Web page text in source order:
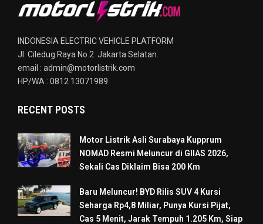
INDONESIA ELECTRIC VEHICLE PLATFORM
Jl. Ciledug Raya No.2. Jakarta Selatan.
email : admin@motorlistrik.com
HP/WA : 0812 13071989
RECENT POSTS
Motor Listrik Asli Surabaya Kupprum
NOMAD Resmi Meluncur di GIIAS 2026,
Sekali Cas Diklaim Bisa 200 Km
Baru Meluncur! BYD Rilis SUV 4 Kursi
Seharga Rp4,8 Miliar, Punya Kursi Pijat,
Cas 5 Menit, Jarak Tempuh 1.205 Km, Siap